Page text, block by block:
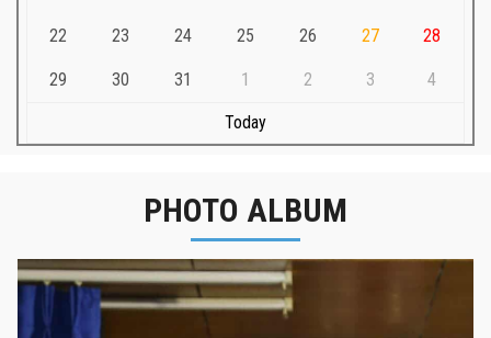
22 23 24 25 26 27 28
29 30 31 1 2 3 4
Today
PHOTO ALBUM